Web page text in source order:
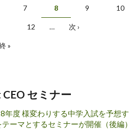
7 8 9 10
12 … 次 ›
»
セミナー
年度 様変わりする中学入試を予想す
テーマとするセミナーが開催（後編）